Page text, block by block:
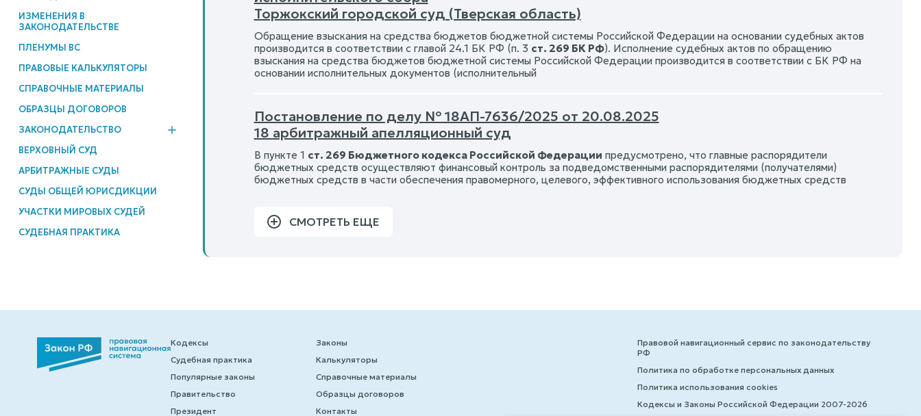
ИЗМЕНЕНИЯ В
ЗАКОНОДАТЕЛЬСТВЕ
ПЛЕНУМЫ ВС
ПРАВОВЫЕ КАЛЬКУЛЯТОРЫ
СПРАВОЧНЫЕ МАТЕРИАЛЫ
ОБРАЗЦЫ ДОГОВОРОВ
ЗАКОНОДАТЕЛЬСТВО
ВЕРХОВНЫЙ СУД
АРБИТРАЖНЫЕ СУДЫ
СУДЫ ОБЩЕЙ ЮРИСДИКЦИИ
УЧАСТКИ МИРОВЫХ СУДЕЙ
СУДЕБНАЯ ПРАКТИКА
Торжокский городской суд (Тверская область)
Обращение взыскания на средства бюджетов бюджетной системы Российской Федерации на основании судебных актов
производится в соответствии с главой 24.1 БК РФ (п. 3 ст. 269 БК РФ). Исполнение судебных актов по обращению
взыскания на средства бюджетов бюджетной системы Российской Федерации производится в соответствии с БК РФ на
основании исполнительных документов (исполнительный
Постановление по делу № 18АП-7636/2025 от 20.08.2025
18 арбитражный апелляционный суд
В пункте 1 ст. 269 Бюджетного кодекса Российской Федерации предусмотрено, что главные распорядители
бюджетных средств осуществляют финансовый контроль за подведомственными распорядителями (получателями)
бюджетных средств в части обеспечения правомерного, целевого, эффективного использования бюджетных средств
СМОТРЕТЬ ЕЩЕ
Кодексы
Судебная практика
Популярные законы
Правительство
Президент
Законы
Калькуляторы
Справочные материалы
Образцы договоров
Контакты
Правовой навигационный сервис по законодательству
РФ
Политика по обработке персональных данных
Политика использования cookies
Кодексы и Законы Российской Федерации 2007-2026